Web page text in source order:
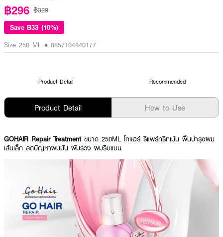
฿296 ฿329
Save ฿33 (10%)
Size 250 ML • 8857104840177
Product Detail Recommended
Product Detail How to Use
GOHAIR Repair Treatment ขนาด 250ML โกแฮร์ รีแพร์ทรีทเม้น ฟื้นบำรุงผม
เส้นเล็ก ลดปัญหาผมมัน ผัมร่วง ผมรีบแบน